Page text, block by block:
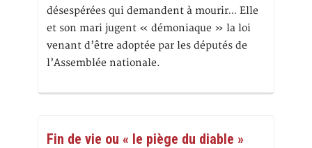
désespérées qui demandent à mourir… Elle
et son mari jugent « démoniaque » la loi
venant d’être adoptée par les députés de
l’Assemblée nationale.
Fin de vie ou « le piège du diable »